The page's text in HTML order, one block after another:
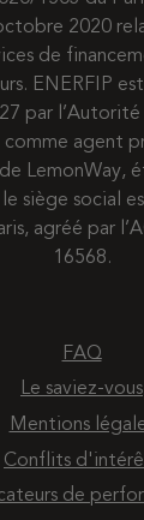
2020
de
ENERFIP
par
comme agent
LemonWay,
siège social
agréé par
16568.
FAQ
Le saviez-vous
Mentions
Conflits
de